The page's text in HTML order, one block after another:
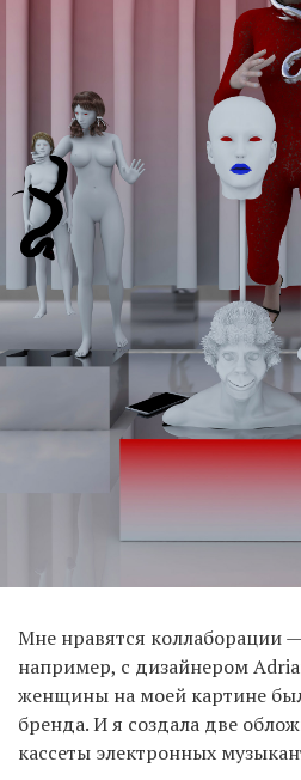
Мне нравятся коллаборации
например, с дизайнером
женщины на моей картине
бренда. И я создала две
кассеты электронных